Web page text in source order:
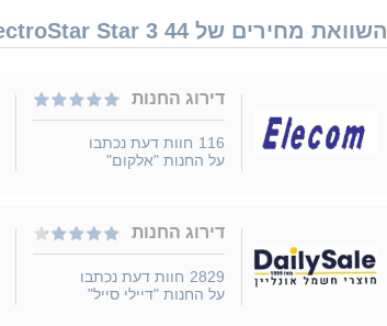
השוואת מחירים של ElectroStar Star 3 44" עם שלט נמכר ב 7 חנויות
דירוג החנות
116 חוות דעת נכתבו
על החנות "אלקום"
דירוג החנות
2829 חוות דעת נכתבו
על החנות "דיילי סייל"